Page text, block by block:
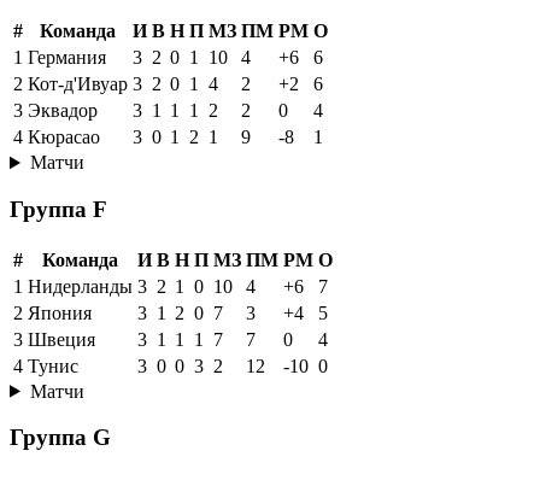
# Команда И В Н П МЗ ПМ РМ О
1 Германия 3 2 0 1 10 4 +6
6
2 Кот-д'Ивуар 3 2 0 1 4 2 +2
6
3 Эквадор 3 1 1 1 2 2 0
4
4 Кюрасао 3 0 1 2 1 9 -8
1
Матчи
Группа F
# Команда И В Н П МЗ ПМ РМ О
1 Нидерланды 3 2 1 0 10 4 +6
7
2 Япония 3 1 2 0 7 3 +4
5
3 Швеция 3 1 1 1 7 7 0
4
4 Тунис 3 0 0 3 2 12 -10 0
Матчи
Группа G